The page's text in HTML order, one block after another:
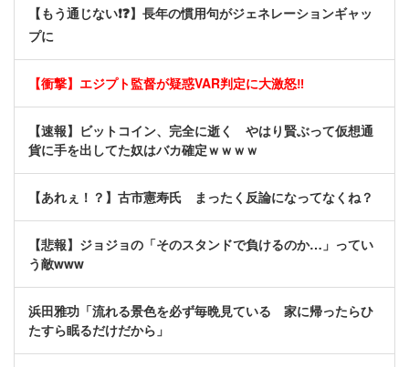
【もう通じない❗❓】長年の慣用句がジェネレーションギャッ
プに
【衝撃】エジプト監督が疑惑VAR判定に大激怒‼
【速報】ビットコイン、完全に逝く やはり賢ぶって仮想通
貨に手を出してた奴はバカ確定ｗｗｗｗ
【あれぇ！？】古市憲寿氏 まったく反論になってなくね？
【悲報】ジョジョの「そのスタンドで負けるのか…」ってい
う敵www
浜田雅功「流れる景色を必ず毎晩見ている 家に帰ったらひ
たすら眠るだけだから」